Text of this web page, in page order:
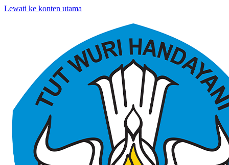
Lewati ke konten utama